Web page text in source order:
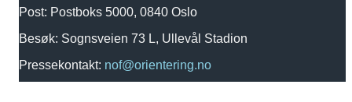
Post: Postboks 5000, 0840 Oslo
Besøk: Sognsveien 73 L, Ullevål Stadion
Pressekontakt: nof@orientering.no